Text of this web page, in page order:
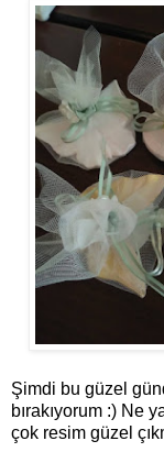
Şimdi bu güzel
bırakıyorum :) Ne
çok resim güzel